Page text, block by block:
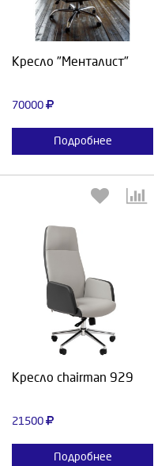
Кресло "Менталист"
70000
Подробнее
Кресло chairman 929
21500
Подробнее
Выберите количество: